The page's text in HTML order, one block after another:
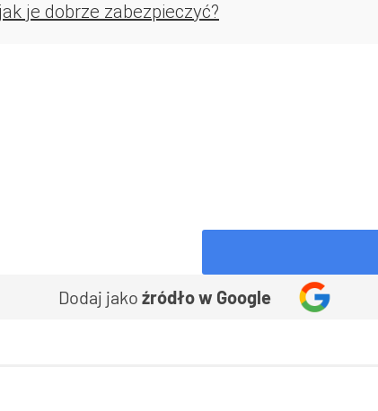
je dobrze zabezpieczyć?
Dodaj jako źródło w Google